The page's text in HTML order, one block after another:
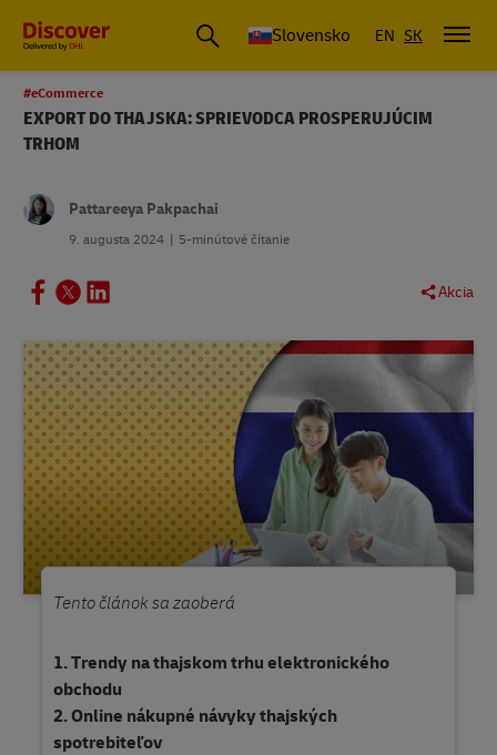
Slovensko EN SK
#eCommerce
EXPORT DO THAJSKA: SPRIEVODCA PROSPERUJÚCIM
TRHOM
Pattareeya Pakpachai
9. augusta 2024 5-minútové čítanie
Akcia
Tento článok sa zaoberá
Trendy na thajskom trhu elektronického
obchodu
Online nákupné návyky thajských
spotrebiteľov